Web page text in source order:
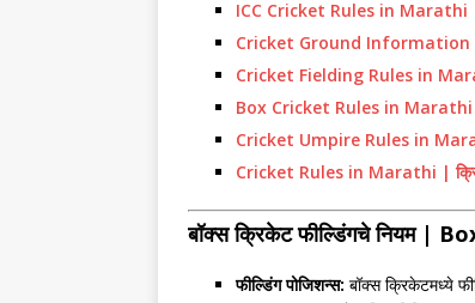
ICC Cricket Rules in Marathi |
Cricket Ground Information in
Cricket Fielding Rules in
Box Cricket Rules in Marathi |
Cricket Umpire Rules in
Cricket Rules in Marathi |
बॉक्स क्रिकेट फील्डिंगचे नियम|
फील्डिंग पोजिशन्स: बॉक्स क्रिकेटमध्ये